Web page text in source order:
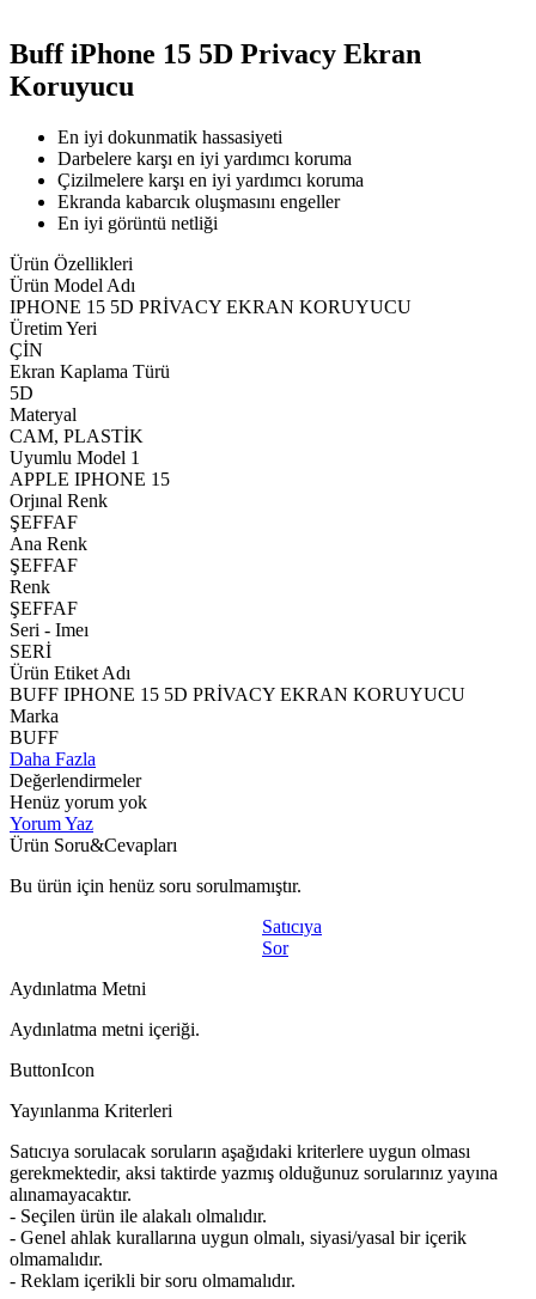
Buff iPhone 15 5D Privacy Ekran
Koruyucu
En iyi dokunmatik hassasiyeti
Darbelere karşı en iyi yardımcı koruma
Çizilmelere karşı en iyi yardımcı koruma
Ekranda kabarcık oluşmasını engeller
En iyi görüntü netliği
Ürün Özellikleri
Ürün Model Adı
IPHONE 15 5D PRİVACY EKRAN KORUYUCU
Üretim Yeri
ÇİN
Ekran Kaplama Türü
5D
Materyal
CAM, PLASTİK
Uyumlu Model 1
APPLE IPHONE 15
Orjınal Renk
ŞEFFAF
Ana Renk
ŞEFFAF
Renk
ŞEFFAF
Seri - Imeı
SERİ
Ürün Etiket Adı
BUFF IPHONE 15 5D PRİVACY EKRAN KORUYUCU
Marka
BUFF
Daha Fazla
Değerlendirmeler
Henüz yorum yok
Yorum Yaz
Ürün Soru&Cevapları
Bu ürün için henüz soru sorulmamıştır.
Satıcıya
Sor
Aydınlatma Metni
Aydınlatma metni içeriği.
ButtonIcon
Yayınlanma Kriterleri
Satıcıya sorulacak soruların aşağıdaki kriterlere uygun olması
gerekmektedir, aksi taktirde yazmış olduğunuz sorularınız yayına
alınamayacaktır.
- Seçilen ürün ile alakalı olmalıdır.
- Genel ahlak kurallarına uygun olmalı, siyasi/yasal bir içerik
olmamalıdır.
- Reklam içerikli bir soru olmamalıdır.